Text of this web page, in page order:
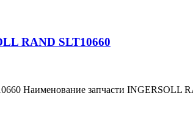
RAND SLT10660
Наименование запчасти